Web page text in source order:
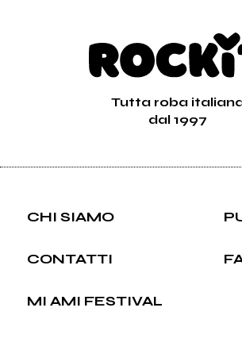
Tutta roba
dal 1997
CHI SIAMO
CONTATTI
MI AMI FESTIVAL